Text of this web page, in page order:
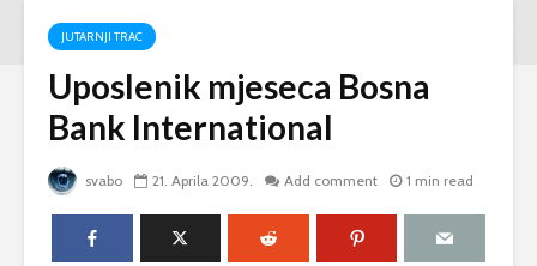
JUTARNJI TRAC
Uposlenik mjeseca Bosna
Bank International
svabo 21. Aprila 2009. Add comment 1 min read